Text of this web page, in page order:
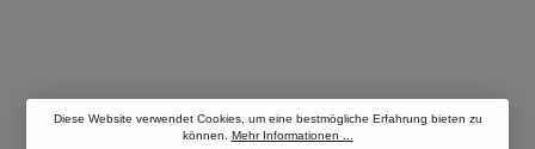
Diese Website verwendet Cookies, um eine bestmögliche Erfahrung bieten zu
können. Mehr Informationen ...